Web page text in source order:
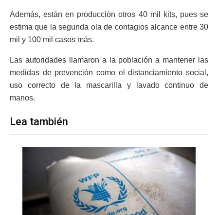
Además, están en producción otros 40 mil kits, pues se
estima que la segunda ola de contagios alcance entre 30
mil y 100 mil casos más.
Las autoridades llamaron a la población a mantener las
medidas de prevención como el distanciamiento social,
uso correcto de la mascarilla y lavado continuo de
manos.
Lea también